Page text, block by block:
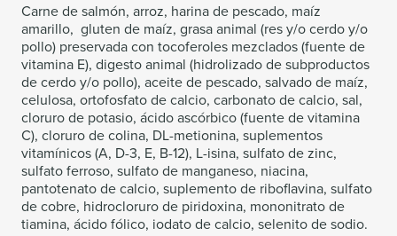
Carne de salmón, arroz, harina de pescado, maíz
amarillo, gluten de maíz, grasa animal (res y/o cerdo y/o
pollo) preservada con tocoferoles mezclados (fuente de
vitamina E), digesto animal (hidrolizado de subproductos
de cerdo y/o pollo), aceite de pescado, salvado de maíz,
celulosa, ortofosfato de calcio, carbonato de calcio, sal,
cloruro de potasio, ácido ascórbico (fuente de vitamina
C), cloruro de colina, DL-metionina, suplementos
vitamínicos (A, D-3, E, B-12), L-isina, sulfato de zinc,
sulfato ferroso, sulfato de manganeso, niacina,
pantotenato de calcio, suplemento de riboflavina, sulfato
de cobre, hidrocloruro de piridoxina, mononitrato de
tiamina, ácido fólico, iodato de calcio, selenito de sodio.